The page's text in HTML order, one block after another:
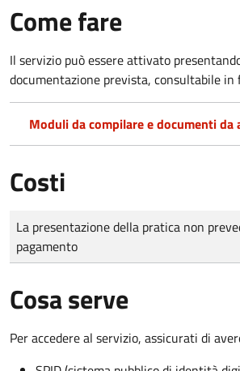
Come fare
Il servizio può essere attivato
documentazione prevista, consultabile in
Moduli da compilare e documenti da
Costi
Tipo di pagamento
Importo
La presentazione della pratica non
pagamento
Cosa serve
Per accedere al servizio, assicurati di